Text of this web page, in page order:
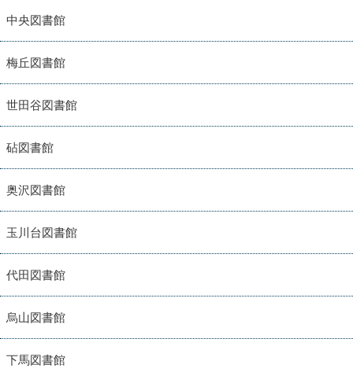
中央図書館
梅丘図書館
世田谷図書館
砧図書館
奥沢図書館
玉川台図書館
代田図書館
烏山図書館
下馬図書館